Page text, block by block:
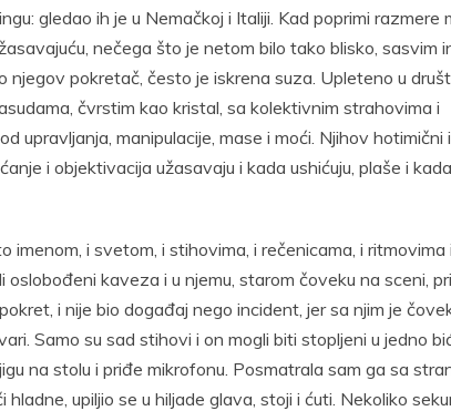
gledao ih je u Nemačkoj i Italiji. Kad poprimi razmere
nečega što je netom bilo tako blisko, sasvim
njegov pokretač, često je iskrena suza. Upleteno u
čvrstim kao kristal, sa kolektivnim strahovima i
upravljanja, manipulacije, mase i moći. Njihov hotimični
i objektivacija užasavaju i kada ushićuju, plaše i
imenom, i svetom, i stihovima, i rečenicama, i ritmovima
kaveza i u njemu, starom čoveku na sceni,
i nije bio događaj nego incident, jer sa njim je
Samo su sad stihovi i on mogli biti stopljeni u jedno
na stolu i priđe mikrofonu. Posmatrala sam ga sa
upiljio se u hiljade glava, stoji i ćuti. Nekoliko